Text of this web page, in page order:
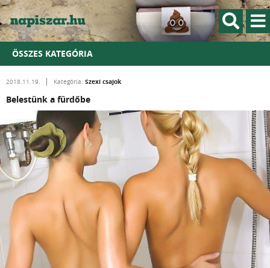
ÖSSZES KATEGÓRIA
2018.11.19. Kategória: Szexi csajok
Belestünk a fürdőbe